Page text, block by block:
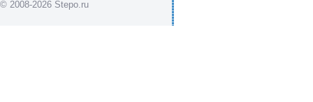
© 2008-2026 Stepo.ru